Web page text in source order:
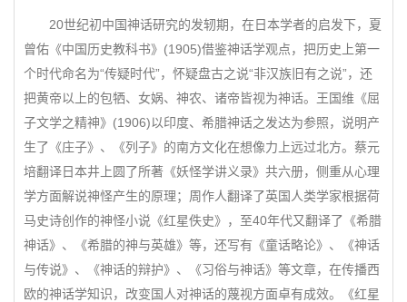
20世纪初中国神话研究的发轫期，在日本学者的启发下，夏
曾佑《中国历史教科书》(1905)借鉴神话学观点，把历史上第一
个时代命名为“传疑时代”，怀疑盘古之说“非汉族旧有之说”，还
把黄帝以上的包牺、女娲、神农、诸帝皆视为神话。王国维《屈
子文学之精神》(1906)以印度、希腊神话之发达为参照，说明产
生了《庄子》、《列子》的南方文化在想像力上远过北方。蔡元
培翻译日本井上圆了所著《妖怪学讲义录》共六册，侧重从心理
学方面解说神怪产生的原理；周作人翻译了英国人类学家根据荷
马史诗创作的神怪小说《红星佚史》，至40年代又翻译了《希腊
神话》、《希腊的神与英雄》等，还写有《童话略论》、《神话
与传说》、《神话的辩护》、《习俗与神话》等文章，在传播西
欧的神话学知识，改变国人对神话的蔑视方面卓有成效。《红星